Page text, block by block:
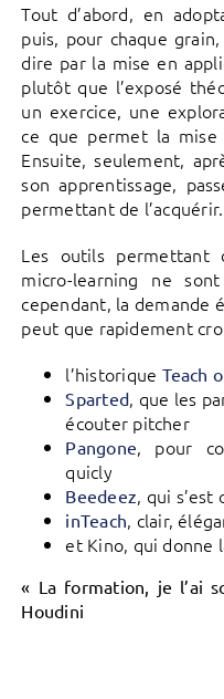
Tout d’abord, en
puis, pour chaque
dire par la mise en
plutôt que l’exposé
un exercice, une
ce que permet la
Ensuite, seulement,
son apprentissage,
permettant de l’acquérir.
Les outils permettant
micro-learning ne
cependant, la
peut que rapidement
l’historique Teach
Sparted, que les
écouter pitcher
Pangone, pour
quicly
Beedeez, qui
inTeach, clair,
et Kino, qui donne
« La formation, je l’ai
Houdini